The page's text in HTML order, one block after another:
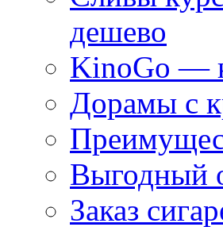
дешево
KinoGo —
Дорамы с
Выгодный
Заказ